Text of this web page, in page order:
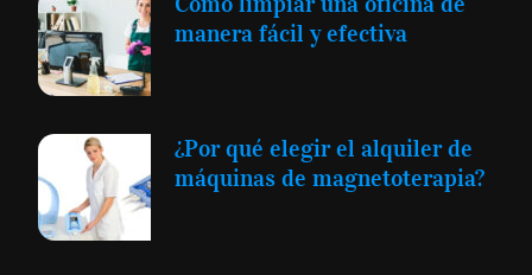
manera fácil y efectiva
¿Por qué elegir el alquiler de
máquinas de magnetoterapia?